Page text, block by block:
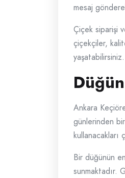
mesaj
Çiçek siparişi
çiçekçiler,
yaşatabilirsiniz.
Ankara
günlerinden
kullanacakları
Bir düğünün
sunmaktadır.